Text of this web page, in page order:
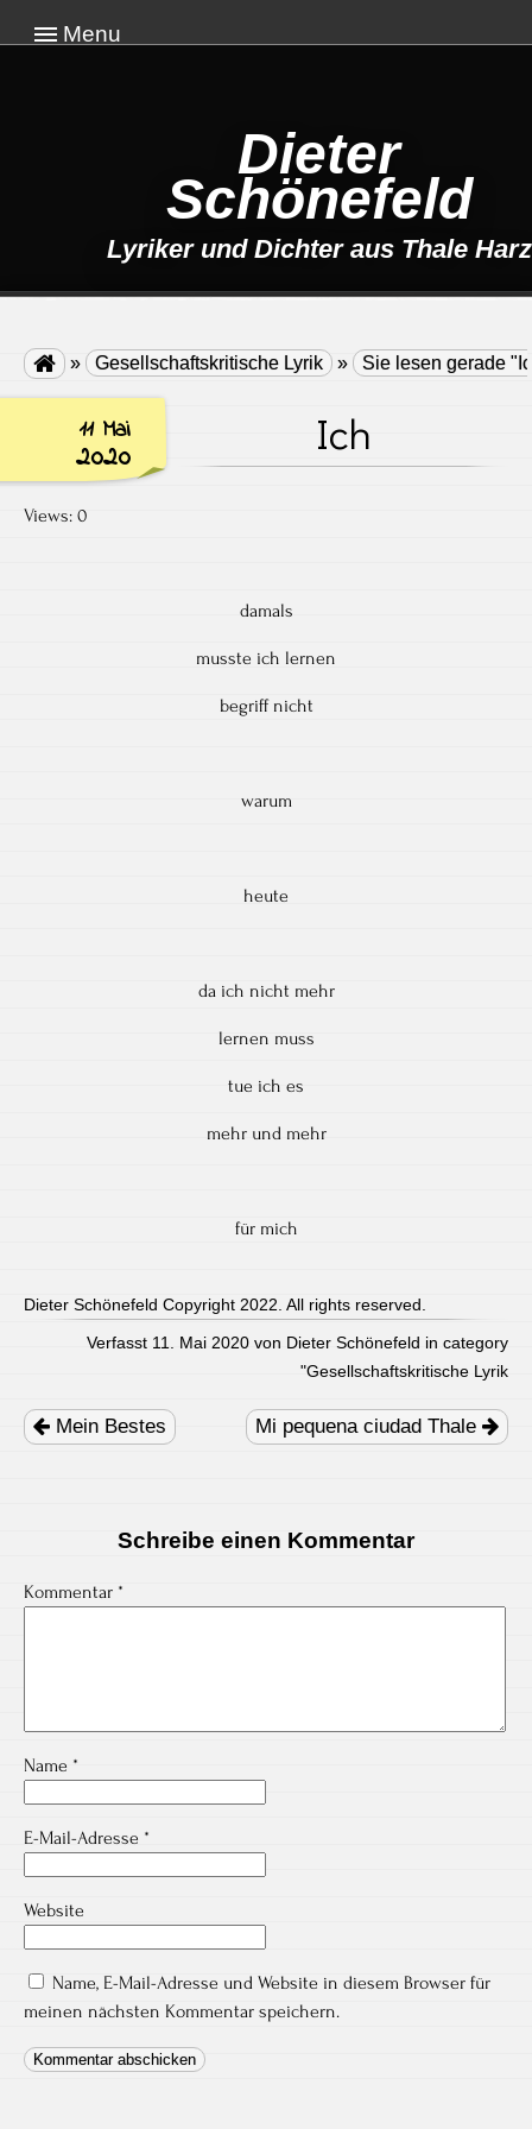
Menu
Dieter
Schönefeld
Lyriker und Dichter aus Thale Harz
 » Gesellschaftskritische Lyrik » Sie lesen gerade
11 Mai
2020 Ich
Views: 0
damals
musste ich lernen
begriff nicht
warum
heute
da ich nicht mehr
lernen muss
tue ich es
mehr und mehr
für mich
Dieter Schönefeld Copyright 2022. All rights reserved.
Verfasst 11. Mai 2020 von Dieter Schönefeld in category
"Gesellschaftskritische Lyrik
navigation
Mein Bestes Mi pequena ciudad Thale
Schreibe einen Kommentar
Kommentar *
Name *
E-Mail-Adresse *
Website
Name, E-Mail-Adresse und Website in diesem Browser für
meinen nächsten Kommentar speichern.